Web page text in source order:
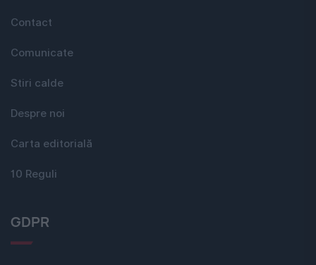
Contact
Comunicate
Stiri calde
Despre noi
Carta editorială
10 Reguli
GDPR